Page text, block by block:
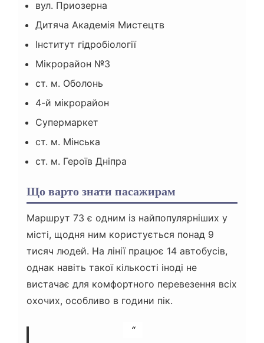
вул. Приозерна
Дитяча Академія Мистецтв
Інститут гідробіології
Мікрорайон №3
ст. м. Оболонь
4-й мікрорайон
Супермаркет
ст. м. Мінська
ст. м. Героїв Дніпра
Що варто знати пасажирам
Маршрут 73 є одним із найпопулярніших у
місті, щодня ним користується понад 9
тисяч людей. На лінії працює 14 автобусів,
однак навіть такої кількості іноді не
вистачає для комфортного перевезення всіх
охочих, особливо в години пік.